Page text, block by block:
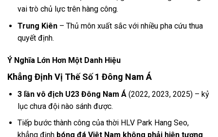
vai trò chủ lực trên hàng công.
Trung Kiên– Thủ môn xuất sắc với nhiều pha cứu thua
quyết định.
Ý Nghĩa Lớn Hơn Một Danh Hiệu
Khẳng Định Vị Thế Số 1 Đông Nam Á
3 lần vô địch U23 Đông Nam Á(2022, 2023, 2025) – kỷ
lục chưa đội nào sánh được.
Tiếp bước thành công của thời HLV Park Hang Seo,
khẳng định bóng đá Việt Nam không phải hiện tượng